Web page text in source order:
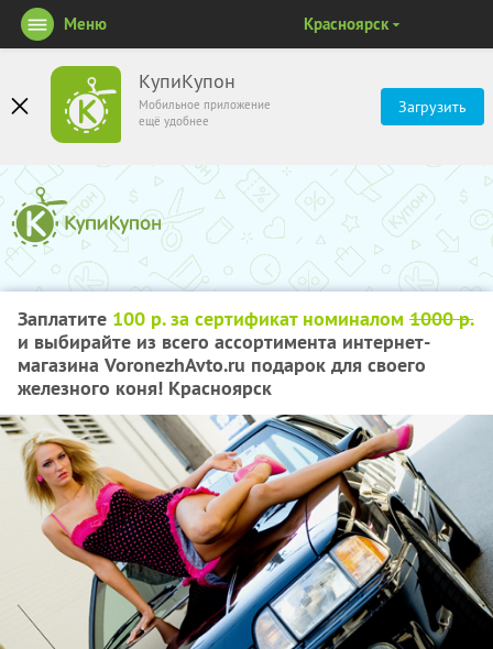
КупиКупон
Мобильное приложение
ещё удобнее
Загрузить
Меню Красноярск
Заплатите 100 р. за сертификат номиналом 1000 р.
и выбирайте из всего ассортимента интернет-
магазина VoronezhAvto.ru подарок для своего
железного коня! Красноярск